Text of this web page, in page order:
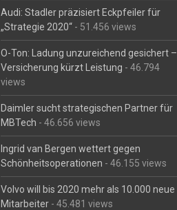
Audi: Stadler präzisiert Eckpfeiler für
„Strategie 2020“ - 51.456 views
O-Ton: Ladung unzureichend gesichert –
Versicherung kürzt Leistung - 46.794
views
Daimler sucht strategischen Partner für
MBTech - 46.656 views
Ingrid van Bergen wettert gegen
Schönheitsoperationen - 46.155 views
Volvo will bis 2020 mehr als 10.000 neue
Mitarbeiter - 45.481 views